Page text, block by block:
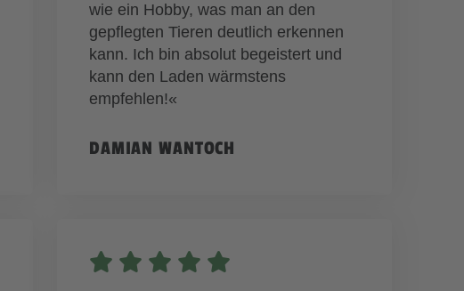
wie ein Hobby, was man an den
gepflegten Tieren deutlich erkennen
kann. Ich bin absolut begeistert und
kann den Laden wärmstens
empfehlen!«
DAMIAN WANTOCH